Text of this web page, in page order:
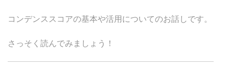
コンデンススコアの基本や活用についてのお話しです。
さっそく読んでみましょう！